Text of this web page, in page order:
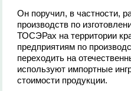
Он поручил, в частности,
производств по
ТОСЭРах на территории
предприятиям по
переходить на
используют импортные
стоимости продукции.